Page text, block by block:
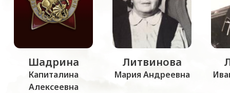
Шадрина
Капиталина
Алексеевна
Литвинова
Мария Андреевна